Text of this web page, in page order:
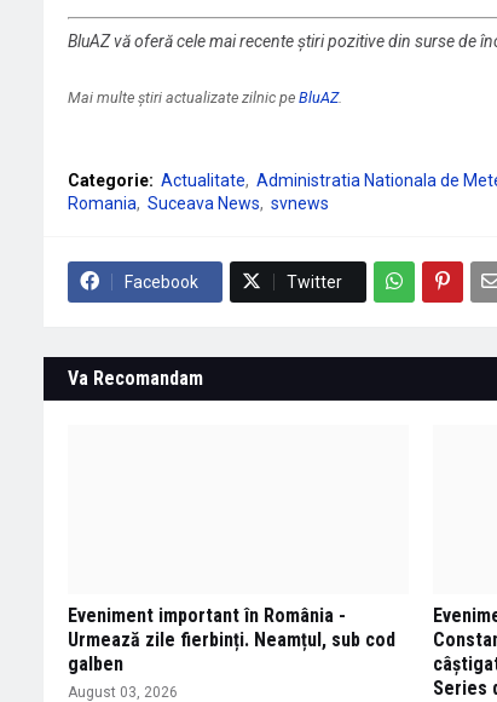
BluAZ vă oferă cele mai recente știri pozitive din surse de
Mai multe știri actualizate zilnic pe BluAZ.
Categorie: Actualitate Administratia Nationala de
Romania
Suceava News svnews
Facebook Twitter
Va Recomandam
Eveniment important în România -
Urmează zile fierbinți. Neamțul, sub cod
galben
August 03, 2026
Series